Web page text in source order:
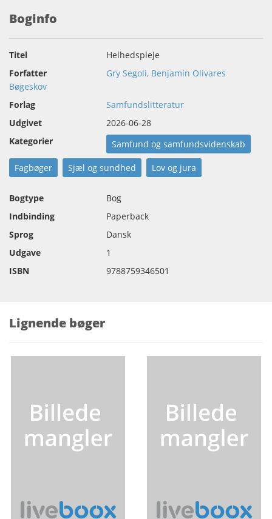
Boginfo
Titel
Helhedspleje
Forfatter
Gry Segoli, Benjamín Olivares
Bøgeskov
Forlag
Samfundslitteratur
Udgivet
2026-06-28
Kategorier
Samfund og samfundsvidenskab
Fagbøger Sjæl og sundhed Lov og jura
Bogtype
Bog
Indbinding
Paperback
Sprog
Dansk
Udgave
1
ISBN
9788759346501
Lignende bøger